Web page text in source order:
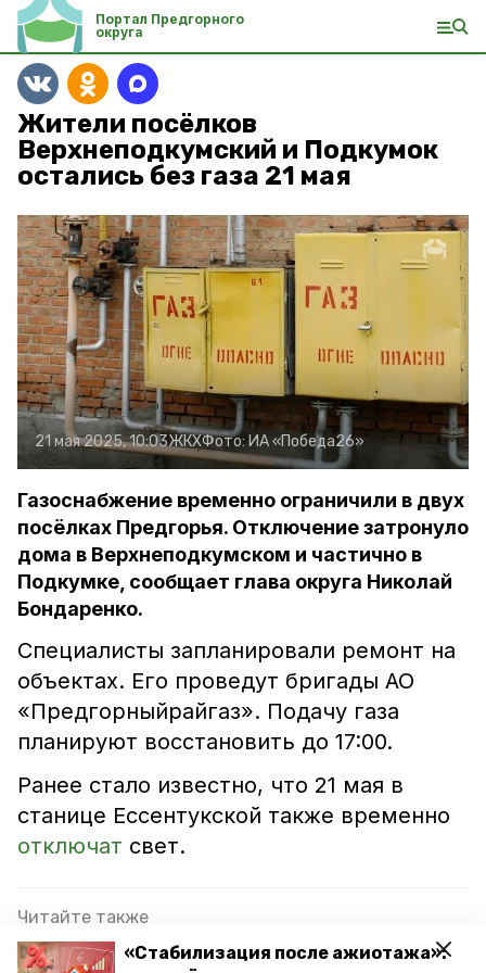
«Стабилизация после ажиотажа»:
Портал Предгорного
округа
Жители посёлков
Верхнеподкумский и Подкумок
остались без газа 21 мая
21 мая 2025, 10:03ЖКХФото: ИА «Победа26»
Газоснабжение временно ограничили в двух
посёлках Предгорья. Отключение затронуло
дома в Верхнеподкумском и частично в
Подкумке, сообщает глава округа Николай
Бондаренко.
Специалисты запланировали ремонт на
объектах. Его проведут бригады АО
«Предгорныйрайгаз». Подачу газа
планируют восстановить до 17:00.
Ранее стало известно, что 21 мая в
станице Ессентукской также временно
отключат свет.
Читайте также
Систему электроснабжения обновили в доме